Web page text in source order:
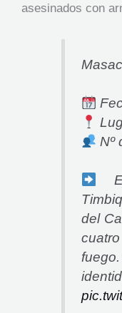
asesinados con
Nº
del